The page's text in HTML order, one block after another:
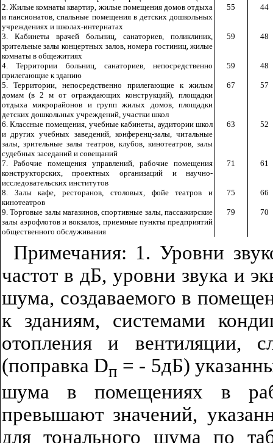
2. Жилые комнаты квартир, жилые помещения домов отдыха
и пансионатов, спальные помещения в детских дошкольных
учреждениях и школах-интернатах
55 44
3. Кабинеты врачей больниц, санаториев, поликлиник,
зрительные залы концертных залов, номера гостиниц, жилые
комнаты в общежитиях
59 48
4. Территории больниц, санаториев, непосредственно
прилегающие к зданию
59 48
5. Территории, непосредственно прилегающие к жилым
домам (в 2 м от ограждающих конструкций), площадки
отдыха микрорайонов и групп жилых домов, площадки
детских дошкольных учреждений, участки школ
67 57
6. Классные помещения, учебные кабинеты, аудитории школ
и других учебных заведений, конференц-залы, читальные
залы, зрительные залы театров, клубов, кинотеатров, залы
судебных заседаний и совещаний
63 52
7. Рабочие помещения управлений, рабочие помещения
конструкторских, проектных организаций и научно-
исследовательских институтов
71 61
8. Залы кафе, ресторанов, столовых, фойе театров и
кинотеатров
75 66
9. Торговые залы магазинов, спортивные залы, пассажирские
залы аэрофлотов и вокзалов, приемные пункты предприятий
общественного обслуживания
79 70
Примечания: 1. Уровни
частот в дБ, уровни звука и
шума, создаваемого в
к зданиям, системами
отопления и вентиляции,
(поправка Dп = ‑ 5дБ)
шума в помещениях в
превышают значений,
для тонального шума по